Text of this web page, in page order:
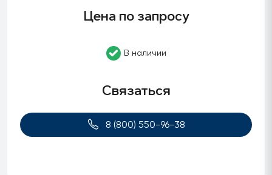
Цена по запросу
В наличии
Связаться
8 (800) 550-96-38